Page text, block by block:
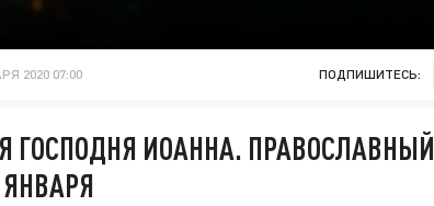
2020 07:00 ПОДПИШИТЕСЬ:
ГОСПОДНЯ ИОАННА. ПРАВОСЛАВНЫЙ